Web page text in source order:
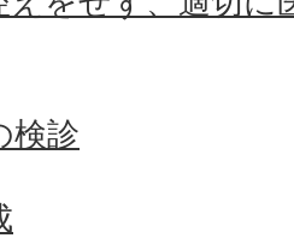
検診